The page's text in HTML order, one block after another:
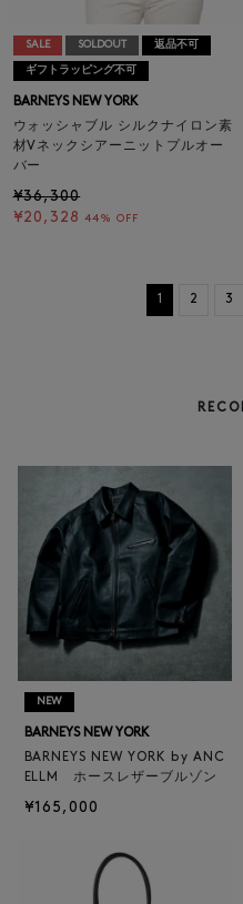
SALE SOLDOUT 返品不可
ギフトラッピング不可
BARNEYS NEW YORK
ウォッシャブル シルクナイロン素
材Vネックシアーニットプルオー
バー
¥36,300
¥20,328 44% OFF
1 2 3
NEW
BARNEYS NEW YORK
BARNEYS NEW YORK by ANC
ELLM ホースレザーブルゾン
¥165,000